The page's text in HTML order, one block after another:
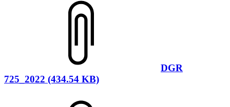
DGR
725_2022 (434.54 KB)